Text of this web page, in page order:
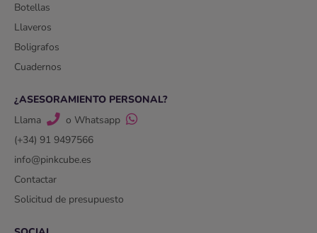
Botellas
Llaveros
Boligrafos
Cuadernos
¿ASESORAMIENTO PERSONAL?
Llama
o Whatsapp
(+34) 91 9497566
info@pinkcube.es
Contactar
Solicitud de presupuesto